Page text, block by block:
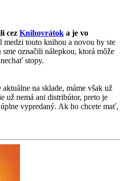
cez Knihovrátok a je vo
medzi touto knihou a novou by ste
označili nálepkou, ktorá môže
stopy.
na sklade, máme však už
už nemá ani distribútor, preto je
vypredaný. Ak ho chcete mať,